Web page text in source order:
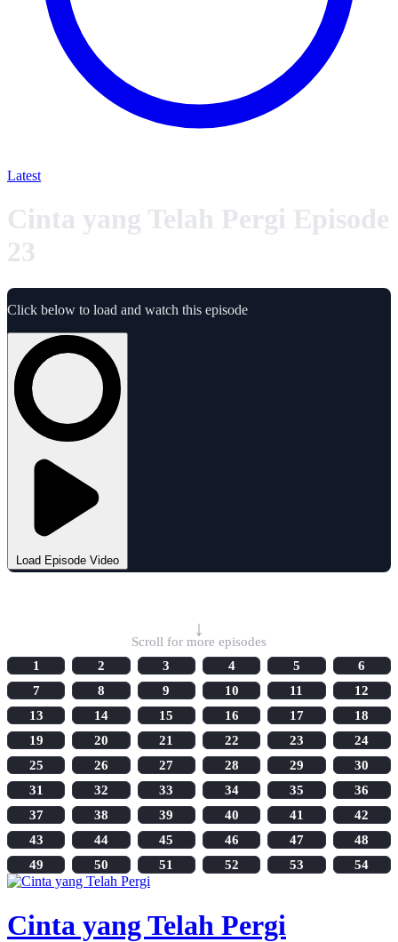
Latest
Cinta yang Telah Pergi Episode
23
Click below to load and watch this episode
Load Episode Video
↓
Scroll for more episodes
1
2 3 4 5
6
7
8 9 10 11
12
13
14 15 16 17
18
19
20 21 22 23
24
25
26 27 28 29
30
31
32 33 34 35
36
37
38 39 40 41
42
43
44 45 46 47
48
49
50 51 52 53 54
Cinta yang Telah Pergi